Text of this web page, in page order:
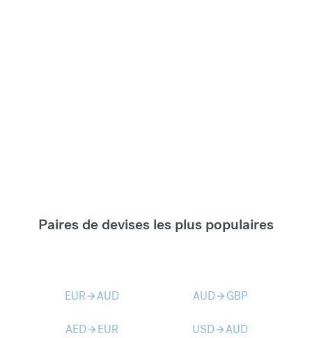
Paires de devises les plus populaires
EURarrow_forwardAUD AUDarrow_forward GBP
AEDarrow_forward EUR USDarrow_forwardAUD